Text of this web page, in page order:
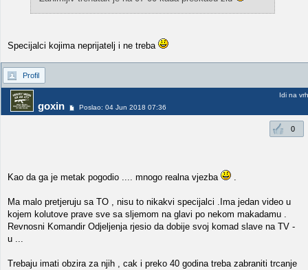
Specijalci kojima neprijatelj i ne treba
Profil
goxin Poslao: 04 Jun 2018 07:36
Idi na vrh
0
Kao da ga je metak pogodio .... mnogo realna vjezba .
Ma malo pretjeruju sa TO , nisu to nikakvi specijalci .Ima jedan video u
kojem kolutove prave sve sa sljemom na glavi po nekom makadamu .
Revnosni Komandir Odjeljenja rjesio da dobije svoj komad slave na TV -
u ...
Trebaju imati obzira za njih , cak i preko 40 godina treba zabraniti trcanje